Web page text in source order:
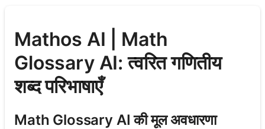
Mathos AI | Math
Glossary AI: त्वरित गणितीय
शब्द परिभाषाएँ
Math Glossary AI की मूल अवधारणा